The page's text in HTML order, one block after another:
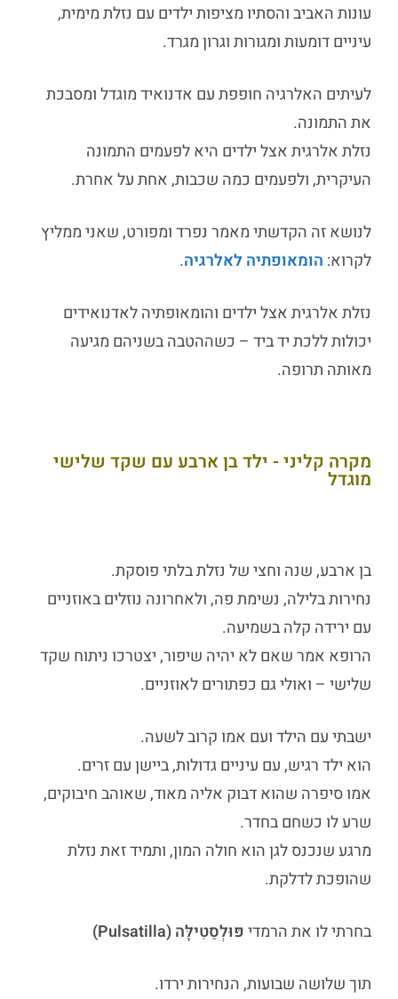
עונות האביב והסתיו מציפות ילדים עם נזלת מימית,
עיניים דומעות ומגורות וגרון מגרד.
לעיתים האלרגיה חופפת עם אדנואיד מוגדל ומסבכת
את התמונה.
נזלת אלרגית אצל ילדים היא לפעמים התמונה
העיקרית, ולפעמים כמה שכבות, אחת על אחרת.
לנושא זה הקדשתי מאמר נפרד ומפורט, שאני ממליץ
לקרוא: הומאופתיה לאלרגיה.
נזלת אלרגית אצל ילדים והומאופתיה לאדנואידים
יכולות ללכת יד ביד – כשההטבה בשניהם מגיעה
מאותה תרופה.
מקרה קליני - ילד בן ארבע עם שקד שלישי
מוגדל
בן ארבע, שנה וחצי של נזלת בלתי פוסקת.
נחירות בלילה, נשימת פה, ולאחרונה נוזלים באוזניים
עם ירידה קלה בשמיעה.
הרופא אמר שאם לא יהיה שיפור, יצטרכו ניתוח שקד
שלישי – ואולי גם כפתורים לאוזניים.
ישבתי עם הילד ועם אמו קרוב לשעה.
הוא ילד רגיש, עם עיניים גדולות, ביישן עם זרים.
אמו סיפרה שהוא דבוק אליה מאוד, שאוהב חיבוקים,
שרע לו כשחם בחדר.
מרגע שנכנס לגן הוא חולה המון, ותמיד זאת נזלת
שהופכת לדלקת.
בחרתי לו את הרמדיפּוּלְסַטִילָּה (Pulsatilla)
תוך שלושה שבועות, הנחירות ירדו.